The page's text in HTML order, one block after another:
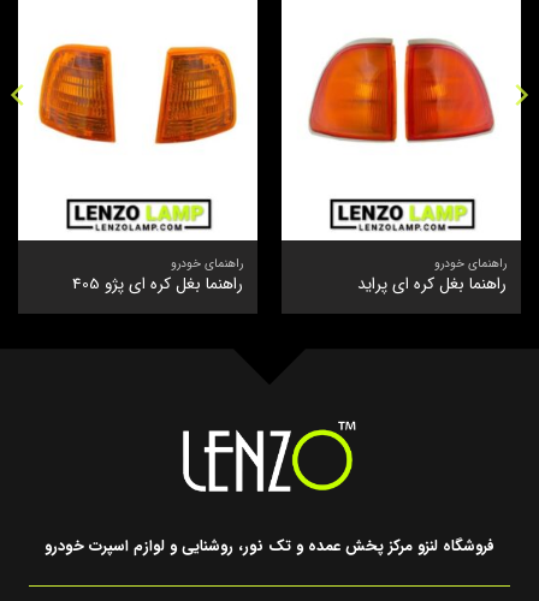
راهنمای خودرو
راهنما بغل کره ای پراید
راهنمای خودرو
راهنما بغل کره ای پژو 405
فروشگاه لنزو مرکز پخش عمده و تک نور، روشنایی و لوازم اسپرت خودرو